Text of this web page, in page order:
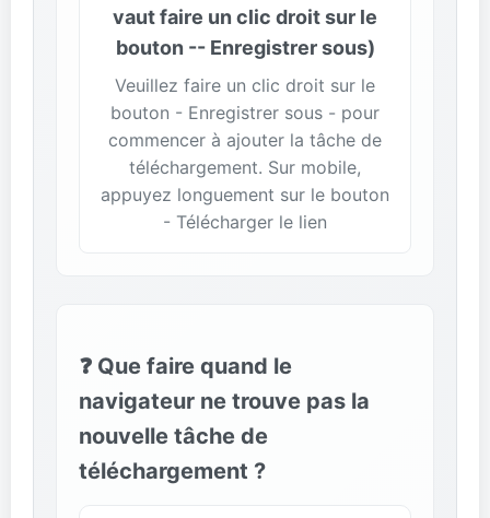
vaut faire un clic droit sur le
bouton -- Enregistrer sous)
Veuillez faire un clic droit sur le
bouton - Enregistrer sous - pour
commencer à ajouter la tâche de
téléchargement. Sur mobile,
appuyez longuement sur le bouton
- Télécharger le lien
❓ Que faire quand le
navigateur ne trouve pas la
nouvelle tâche de
téléchargement ?